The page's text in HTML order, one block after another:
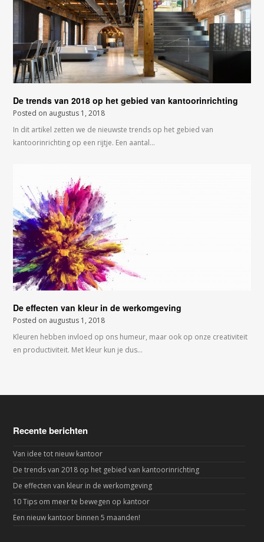
De trends van 2018 op het gebied van kantoorinrichting
Posted on augustus 1, 2018
In dit artikel zetten we de nieuwste trends op het gebied van
kantoorinrichting op een rijtje. Een aantal…
De effecten van kleur in de werkomgeving
Posted on augustus 1, 2018
Kleuren hebben invloed op ons humeur, maar ook op onze creativiteit
en productiviteit. Met kleur kun je dus…
Recente berichten
Van idee tot nieuw kantoor
De trends van 2018 op het gebied van kantoorinrichting
De effecten van kleur in de werkomgeving
10 Tips om meer te bewegen op kantoor
Een nieuw kantoor binnen 5 maanden!